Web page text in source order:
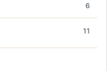
6
11